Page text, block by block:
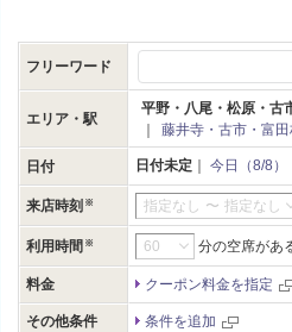
フリーワード
エリア・駅
平野・八尾・松原・古
藤井寺・古市・富
日付 日付未定 今日（8/8）
来店時刻 指定なし 〜 指定なし
利用時間 分の空席があ
料金 クーポン料金を指定
その他条件 条件を追加